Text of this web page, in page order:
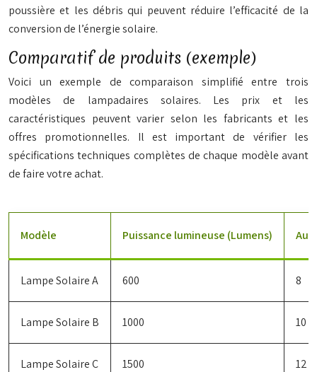
poussière et les débris qui peuvent réduire l’efficacité de la
conversion de l’énergie solaire.
Comparatif de produits (exemple)
Voici un exemple de comparaison simplifié entre trois
modèles de lampadaires solaires. Les prix et les
caractéristiques peuvent varier selon les fabricants et les
offres promotionnelles. Il est important de vérifier les
spécifications techniques complètes de chaque modèle avant
de faire votre achat.
Modèle Puissance lumineuse (Lumens)
Lampe Solaire A 600 8
Lampe Solaire B 1000 10
Lampe Solaire C 1500 12